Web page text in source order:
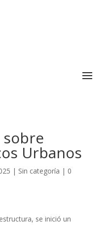
sobre
Urbanos
| Sin categoría | 0
se inició un